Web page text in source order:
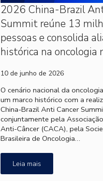
2026 China-Brazil
Summit reúne 13
pessoas e consolida
histórica na oncologia
10 de junho de 2026
O cenário nacional da
um marco histórico com a
China-Brazil Anti Cancer
conjuntamente pela
Anti-Câncer (CACA), pela
Brasileira de Oncologia…
Leia mais